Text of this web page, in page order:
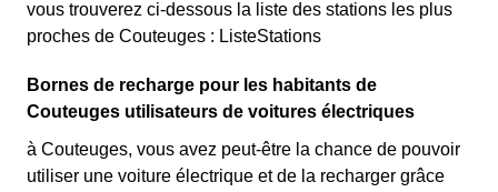
vous trouverez ci-dessous la liste des stations les plus
proches de Couteuges : ListeStations
Bornes de recharge pour les habitants de
Couteuges utilisateurs de voitures électriques
à Couteuges, vous avez peut-être la chance de pouvoir
utiliser une voiture électrique et de la recharger grâce